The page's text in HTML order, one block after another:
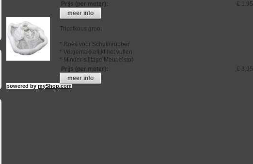
Prijs (per meter):
€ 1,95
meer info
Tricotkous groot
* Hoes voor Schuimrubber
* Vergemakkelijkt het vullen
* Minder slijtage Meubelstof
Prijs (per meter):
€ 3,95
meer info
powered bymyShop.com